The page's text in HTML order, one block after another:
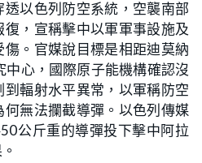
以色列防空系統，空襲南部
，宣稱擊中以軍軍事設施及
。官媒說目標是相距迪莫納
心，國際原子能機構確認沒
輻射水平異常，以軍稱防空
無法攔截導彈。以色列傳媒
公斤重的導彈投下擊中阿拉